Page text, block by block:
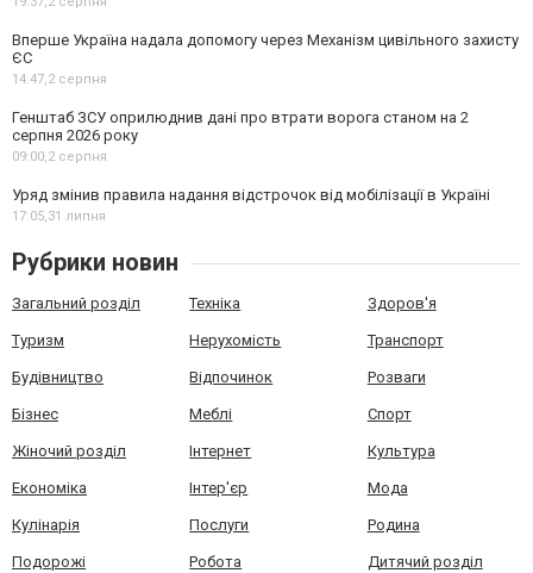
Вперше Україна надала допомогу через Механізм цивільного захисту
ЄС
14:47,2 серпня
Генштаб ЗСУ оприлюднив дані про втрати ворога станом на 2
серпня 2026 року
09:00,2 серпня
Уряд змінив правила надання відстрочок від мобілізації в Україні
17:05,31 липня
Рубрики новин
Загальний розділ Техніка Здоров'я
Туризм Нерухомість Транспорт
Будівництво Відпочинок Розваги
Бізнес Меблі Спорт
Жіночий розділ Інтернет Культура
Економіка Інтер'єр Мода
Кулінарія Послуги Родина
Подорожі Робота Дитячий розділ